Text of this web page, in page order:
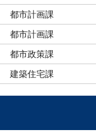
都市計画課
都市計画課
都市政策課
建築住宅課